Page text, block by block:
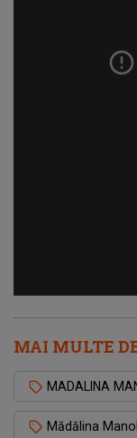
MAI MULTE
MADALINA
Mădălina